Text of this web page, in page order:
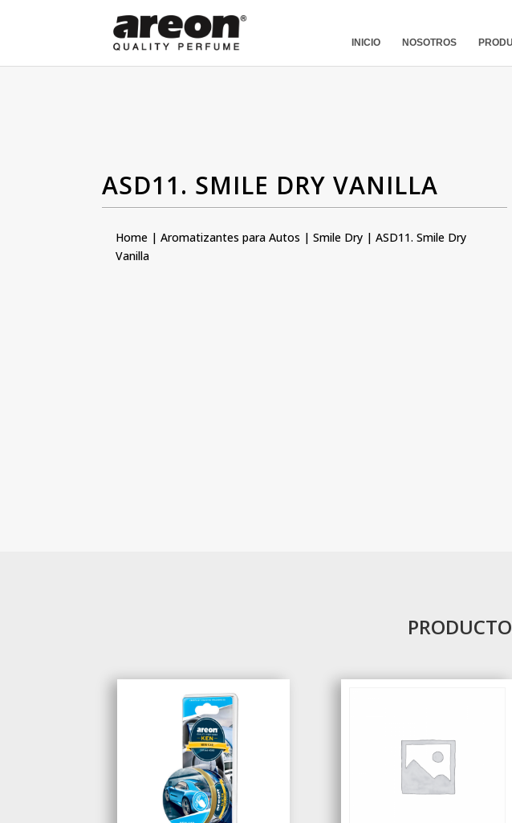
INICIO NOSOTROS
ASD11. SMILE DRY VANILLA
Home | Aromatizantes para Autos | Smile Dry | ASD11. Smile Dry
Vanilla